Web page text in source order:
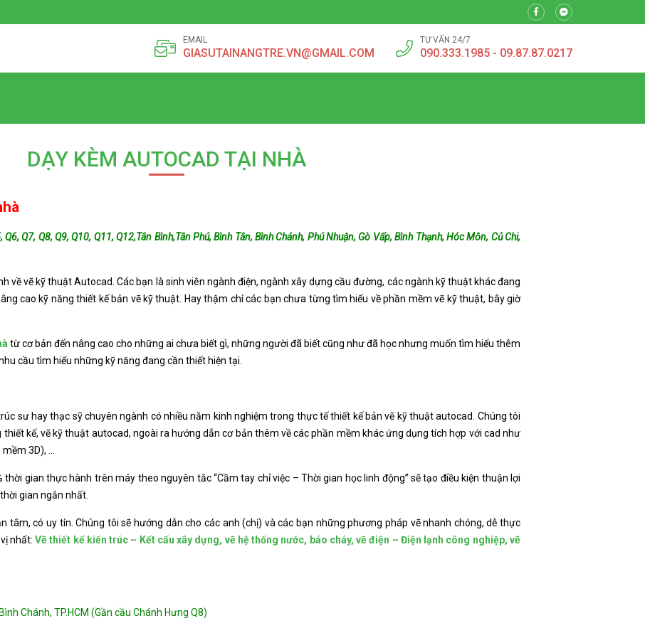
EMAIL
GIASUTAINANGTRE.VN@GMAIL.COM
TƯ VẤN 24/7
090.333.1985 - 09.87.87.0217
DẠY KÈM AUTOCAD TẠI NHÀ
Q7, Q8, Q9, Q10, Q11, Q12,Tân Bình,Tân Phú, Bình Tân, Bình Chánh, Phú Nhuận, Gò Vấp, Bình Thạnh, Hóc Môn, Củ Chi,
về vẽ kỹ thuật Autocad. Các bạn là sinh viên ngành điện, ngành xây dựng cầu đường, các ngành kỹ thuật khác đang
cao kỹ năng thiết kế bản vẽ kỹ thuật. Hay thậm chí các bạn chưa từng tìm hiểu về phần mềm vẽ kỹ thuật, bây giờ
từ cơ bản đến nâng cao cho những ai chưa biết gì, những người đã biết cũng như đã học nhưng muốn tìm hiểu thêm
cầu tìm hiểu những kỹ năng đang cần thiết hiện tại.
sư hay thạc sỹ chuyên ngành có nhiều năm kinh nghiệm trong thực tế thiết kế bản vẽ kỹ thuật autocad. Chúng tôi
kế, vẽ kỹ thuật autocad, ngoài ra hướng dẫn cơ bản thêm về các phần mềm khác ứng dụng tích hợp với cad như
3D), …
gian thực hành trên máy theo nguyên tắc “Cầm tay chỉ việc – Thời gian học linh động” sẽ tạo điều kiện thuận lợi
gian ngắn nhất.
tâm, có uy tín. Chúng tôi sẽ hướng dẫn cho các anh (chị) và các bạn những phương pháp vẽ nhanh chóng, dễ thực
vị nhất:Vẽ thiết kế kiến trúc – Kết cấu xây dựng, vẽ hệ thống nước, báo cháy, vẽ điện – Điện lạnh công nghiệp, vẽ
Chánh, TP.HCM (Gần cầu Chánh Hưng Q8)